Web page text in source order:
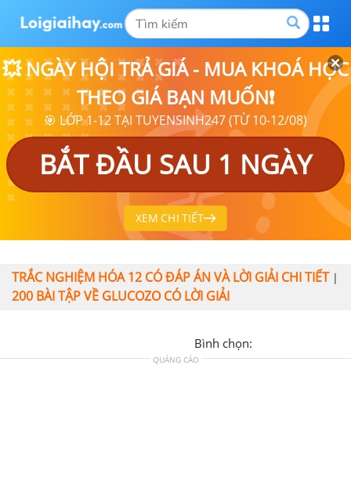
💥 NGÀY HỘI TRẢ GIÁ - MUA KHOÁ HỌC
THEO GIÁ BẠN MUỐN❗
🎯 LỚP 1-12 TẠI TUYENSINH247 (TỪ 10-12/08)
BẮT ĐẦU SAU 1 NGÀY
XEM CHI TIẾT
TRẮC NGHIỆM HÓA 12 CÓ ĐÁP ÁN VÀ LỜI GIẢI CHI TIẾT|
200 BÀI TẬP VỀ GLUCOZO CÓ LỜI GIẢI
Bình chọn:
QUẢNG CÁO